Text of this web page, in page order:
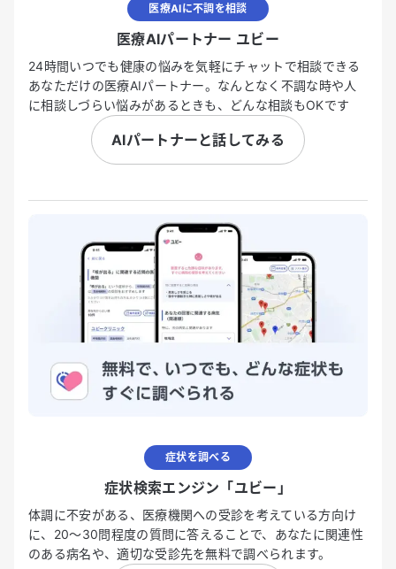
医療AIに不調を相談
医療AIパートナー ユビー
24時間いつでも健康の悩みを気軽にチャットで相談できる
あなただけの医療AIパートナー。なんとなく不調な時や人
に相談しづらい悩みがあるときも、どんな相談もOKです
AIパートナーと話してみる
症状を調べる
症状検索エンジン「ユビー」
体調に不安がある、医療機関への受診を考えている方向け
に、20〜30問程度の質問に答えることで、あなたに関連性
のある病名や、適切な受診先を無料で調べられます。